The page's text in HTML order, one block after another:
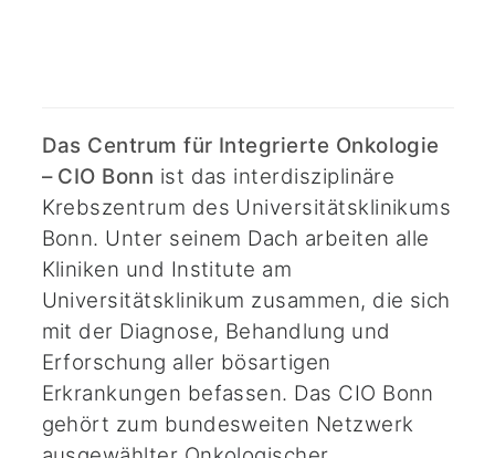
Das Centrum für Integrierte Onkologie
– CIO Bonn ist das interdisziplinäre
Krebszentrum des Universitätsklinikums
Bonn. Unter seinem Dach arbeiten alle
Kliniken und Institute am
Universitätsklinikum zusammen, die sich
mit der Diagnose, Behandlung und
Erforschung aller bösartigen
Erkrankungen befassen. Das CIO Bonn
gehört zum bundesweiten Netzwerk